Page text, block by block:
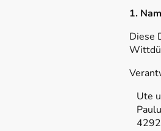
1.
Diese
Ute